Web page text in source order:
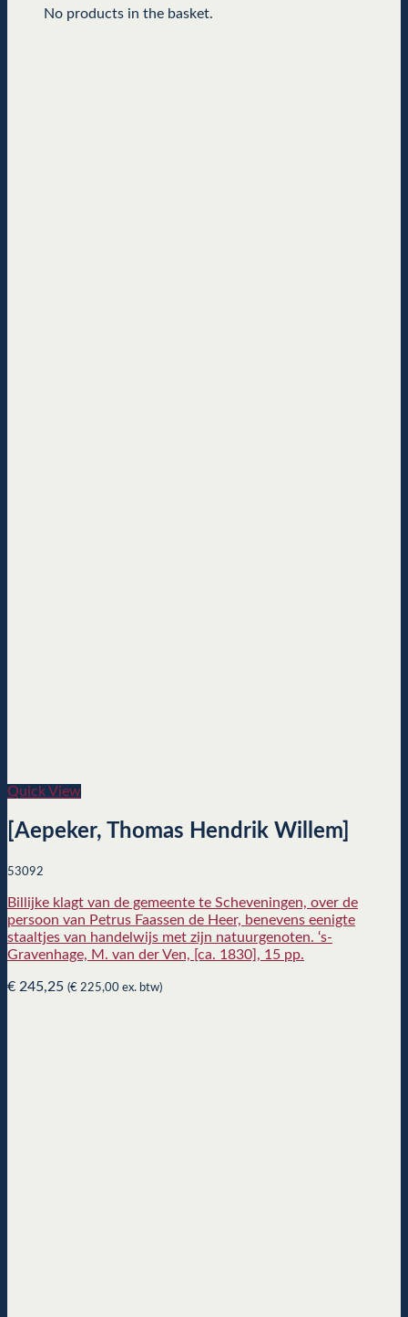
No products in the basket.
Quick View
[Aepeker, Thomas Hendrik Willem]
53092
Billijke klagt van de gemeente te Scheveningen, over de
persoon van Petrus Faassen de Heer, benevens eenigte
staaltjes van handelwijs met zijn natuurgenoten. ‘s-
Gravenhage, M. van der Ven, [ca. 1830], 15 pp.
€ 245,25 (€ 225,00 ex. btw)